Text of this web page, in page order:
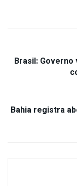
Brasil:
Bahia registra